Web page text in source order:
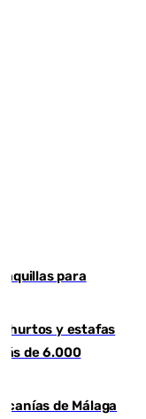
para
hurtos y estafas
de 6.000
de Málaga